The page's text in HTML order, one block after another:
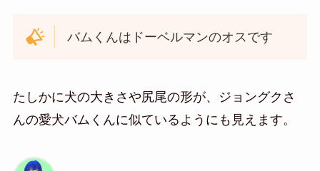
バムくんはドーベルマンのオスです
たしかに犬の大きさや尻尾の形が、ジョングクさ
んの愛犬バムくんに似ているようにも見えます。